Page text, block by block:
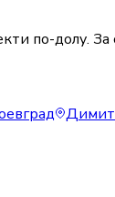
по-долу.